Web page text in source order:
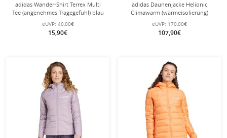
adidas Wander-Shirt Terrex Multi
Tee (angenehmes Tragegefühl) blau
Damen
eUVP: 40,00€
15,90€
adidas Daunenjacke Helionic
Climawarm (wärmeisolierung)
schwarz Damen
eUVP: 170,00€
107,90€